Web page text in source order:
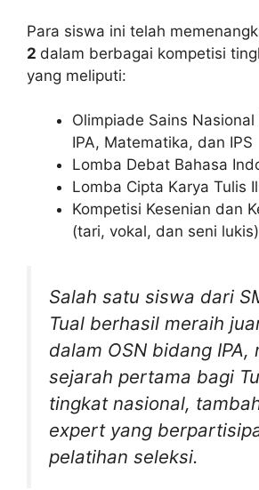
Para siswa ini telah
2 dalam berbagai kompetisi
yang meliputi:
Olimpiade Sains
IPA, Matematika, dan IPS
Lomba Debat Bahasa
Lomba Cipta Karya Tulis
Kompetisi Kesenian dan
(tari, vokal, dan seni lukis)
Salah satu siswa dari
Tual berhasil meraih
dalam OSN bidang IPA,
sejarah pertama bagi
tingkat nasional,
expert yang
pelatihan seleksi.